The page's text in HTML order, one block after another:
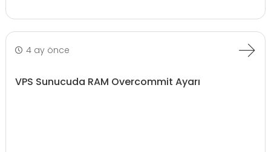
4 ay önce
VPS Sunucuda RAM Overcommit Ayarı